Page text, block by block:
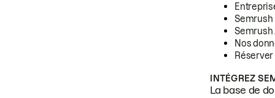
Semrush
Semrush
Nos
INTÉGREZ
La base de